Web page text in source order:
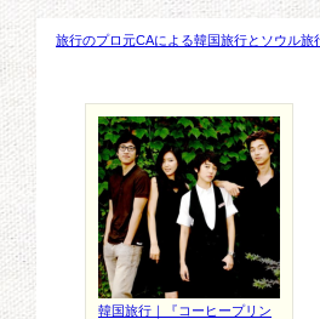
旅行のプロ元CAによる韓国旅行とソウル
韓国旅行｜『コーヒープリン